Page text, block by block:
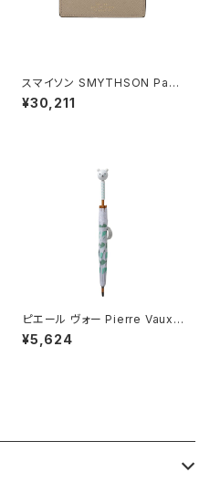
スマイソン SMYTHSON Pana
ma Folded Card Case with
Snap Closure カードケース
¥30,211
ピエール ヴォー Pierre Vaux
キッズ傘 長傘 kids-27 キッズ
マルチカラー 長傘 4020
¥5,624